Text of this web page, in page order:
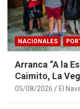
NACIONALES
Arranca “A la
Caimito, La
05/08/2026 El